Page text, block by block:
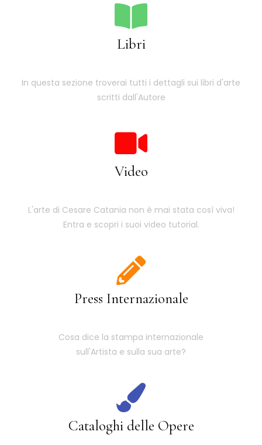
Libri
In questa sezione troverai tutti i dettagli sui libri d'arte
scritti dall'Autore
Video
L'arte di Cesare Catania non è mai stata così viva!
Entra e scopri i suoi video tutorial.
Press Internazionale
Cosa dice la stampa internazionale
sull'Artista e sulla sua arte?
Cataloghi delle Opere